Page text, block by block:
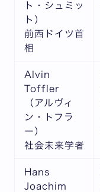
ト・シュミッ
ト）
前西ドイツ首
相
Alvin
Toffler
（アルヴィ
ン・トフラ
ー）
社会未来学者
Hans
Joachim